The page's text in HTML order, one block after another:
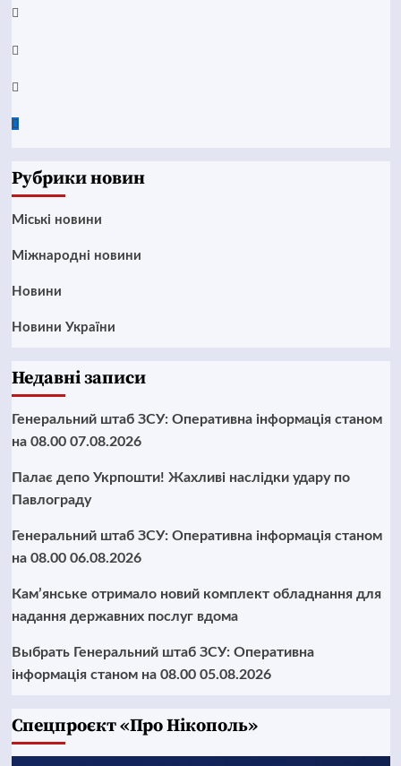
Telegram
Instagram
Twitter
Google
Рубрики новин
Mіські новини
Міжнародні новини
Новини
Новини України
Недавні записи
Генеральний штаб ЗСУ: Оперативна інформація станом
на 08.00 07.08.2026
Палає депо Укрпошти! Жахливі наслідки удару по
Павлограду
Генеральний штаб ЗСУ: Оперативна інформація станом
на 08.00 06.08.2026
Кам’янське отримало новий комплект обладнання для
надання державних послуг вдома
Выбрать Генеральний штаб ЗСУ: Оперативна
інформація станом на 08.00 05.08.2026
Cпецпроєкт «Про Нікополь»